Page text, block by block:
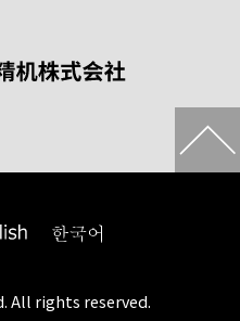
All rights reserved.